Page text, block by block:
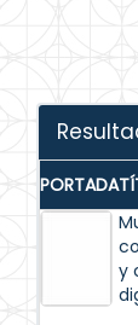
PORTADA
y